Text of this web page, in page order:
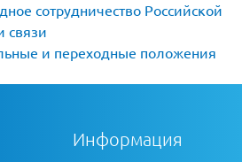
сотрудничество Российской
связи
и переходные положения
Информация